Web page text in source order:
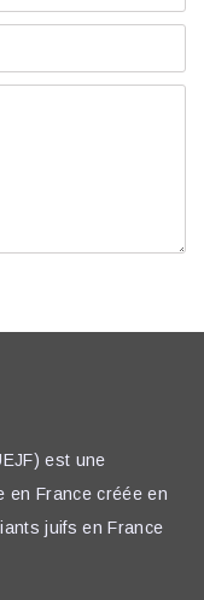
est une
en France créée en
juifs en France